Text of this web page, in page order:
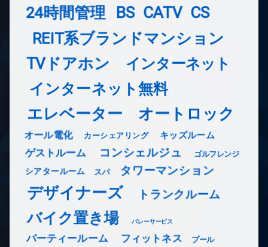
24時間管理 BS CATV CS
REIT系ブランドマンション
TVドアホン インターネット
インターネット無料
エレベーター オートロック
オール電化 カーシェアリング キッズルーム
ゲストルーム コンシェルジュ ゴルフレンジ
シアタールーム スパ タワーマンション
デザイナーズ トランクルーム
バイク置き場 バレーサービス
パーティールーム フィットネス プール